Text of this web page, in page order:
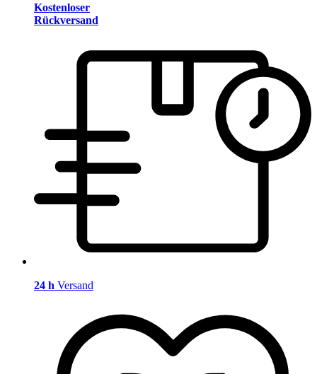
Kostenloser
Rückversand
24 h Versand